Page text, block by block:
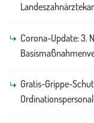
Corona-Update: 3.
Gratis-Grippe-
Ordinationspersonal